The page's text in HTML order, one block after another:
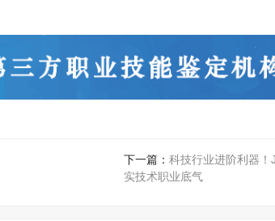
下一篇： 科技行业进阶利器！
实技术职业底气